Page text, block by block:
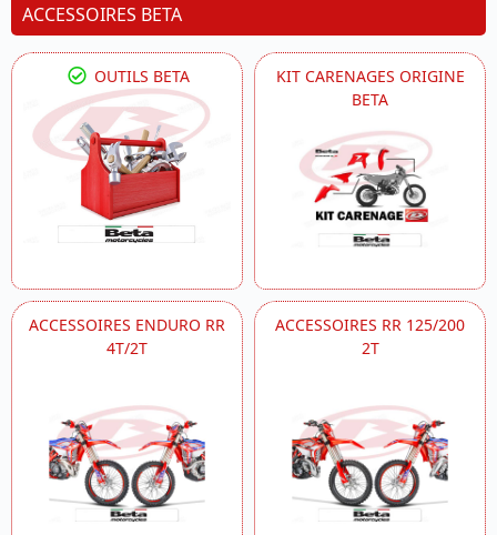
ACCESSOIRES BETA
OUTILS BETA
KIT CARENAGES ORIGINE
BETA
ACCESSOIRES ENDURO RR
4T/2T
ACCESSOIRES RR 125/200
2T